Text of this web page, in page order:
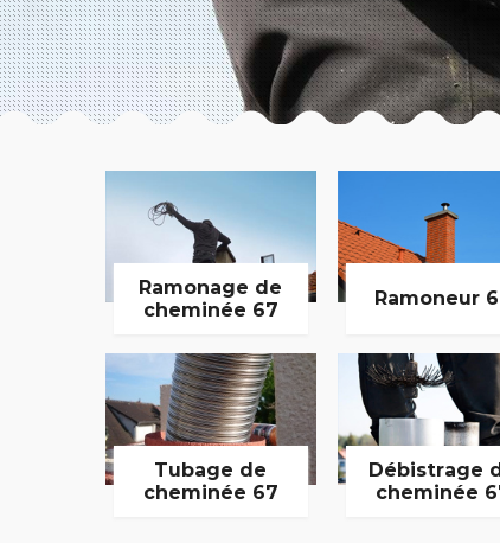
Ramonage de
cheminée 67
Ramoneur
Tubage de
cheminée 67
Débistrage
cheminée